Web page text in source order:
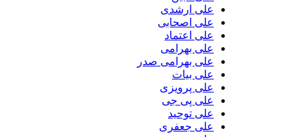
علی ارشدی
علی اصحابی
علی اعتماد
علی بهرامی
علی بهرامی صدر
علی بیات
علی پرویزی
علی پی جی
علی توحید
علی جعفری